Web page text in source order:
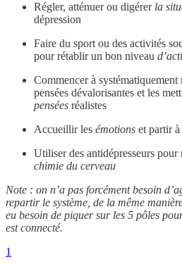
Régler, atténuer ou digérer la
dépression
Faire du sport ou des activités
pour rétablir un bon niveau
Commencer à systématiquement
pensées dévalorisantes et les
pensées réalistes
Accueillir les émotions et partir
Utiliser des antidépresseurs pour
chimie du cerveau
Note : on n’a pas forcément besoin
repartir le système, de la même
eu besoin de piquer sur les 5 pôles
est connecté.
1